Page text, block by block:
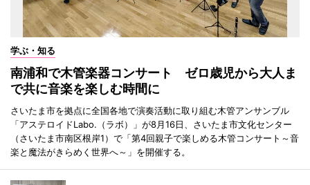
学ぶ・知る
南浦和で木管楽器コンサート ゼロ歳児から大人ま
で共に音楽を楽しむ時間に
さいたま市を拠点に全国各地で演奏活動に取り組む木管アンサンブル
「アステロイドLabo.（ラボ）」が8月16日、さいたま市文化センター
（さいたま市南区根岸1）で「第4回親子で楽しめる木管コンサート～音
楽と魔法がきらめく世界へ～」を開催する。